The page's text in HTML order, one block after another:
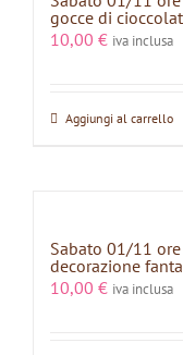
gocce di
10,00 € iva inclusa
Aggiungi al carrello
Sabato 01/11
decorazione
10,00 € iva inclusa